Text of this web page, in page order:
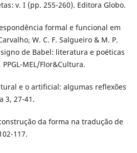
v. I (pp. 255-260). Editora Globo.
formal e funcional em
W. C. F. Salgueiro & M. P.
de Babel: literatura e poéticas
MEL/Flor&Cultura.
e o artificial: algumas reflexões
3, 27-41.
da forma na tradução de
117.